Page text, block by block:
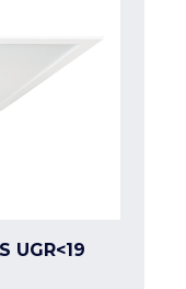
UGR<19